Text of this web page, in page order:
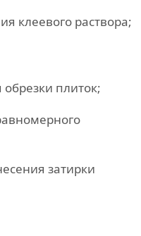
клеевого раствора;
обрезки плиток;
затирки